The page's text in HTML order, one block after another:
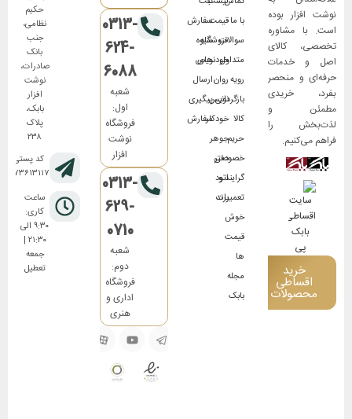
نوشت افزار بوده
است. با مشاوره
تخصصی، کالای
اصل و خدمات
حرفه‌ای و منحصر
بفرد، خریدی
مطمئن و
لذت‌بخش را
فراهم می‌کنیم.
خرید
اقساطی
محصولات
با ما
سوالات
متداول
رویه
بازگردانی
کالا
حریم
خصوصی
گرایند و
تعمیرات
خوش
قیمت
ها
مجله
بابک
قیمت
فروشگاه
خودنویس
روان
نویس
خودکار
جوهر
دفتر
اتود
برند
سفارش
شیوه
های
ارسال
پیگیری
سفارش
0313-
624-
6088
شعبه
اول:
فروشگاه
نوشت
افزار
0313-
629-
0710
شعبه
دوم:
فروشگاه
اداری و
هنری
حکیم
نظامی،
جنب
بانک
صادرات،
نوشت
افزار
بابک،
پلاک
۲۳۸
کد پستی:
۸۱۷۳۶۱۳۱۱۷
ساعت
کاری:
۹:۳۰ الی
۲۱:۳۰ |
جمعه
تعطیل